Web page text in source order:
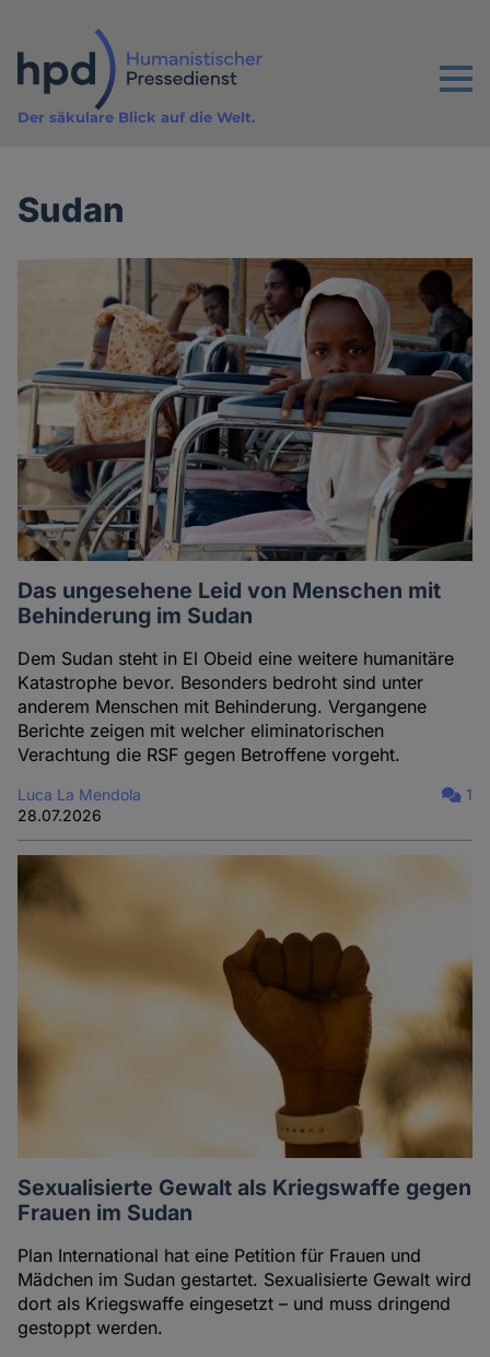
Inhalt
Menu
Der säkulare Blick auf die Welt.
Sudan
Das ungesehene Leid von Menschen mit
Behinderung im Sudan
Dem Sudan steht in El Obeid eine weitere humanitäre
Katastrophe bevor. Besonders bedroht sind unter
anderem Menschen mit Behinderung. Vergangene
Berichte zeigen mit welcher eliminatorischen
Verachtung die RSF gegen Betroffene vorgeht.
Luca La Mendola
28.07.2026
1
Sexualisierte Gewalt als Kriegswaffe gegen
Frauen im Sudan
Plan International hat eine Petition für Frauen und
Mädchen im Sudan gestartet. Sexualisierte Gewalt wird
dort als Kriegswaffe eingesetzt – und muss dringend
gestoppt werden.